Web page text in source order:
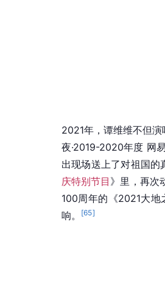
2021年，谭维维不但
夜·2019-2020年度 网
出现场送上了对祖国的
庆特别节目 》里，再次
100周年的《2021大
响。
[65]